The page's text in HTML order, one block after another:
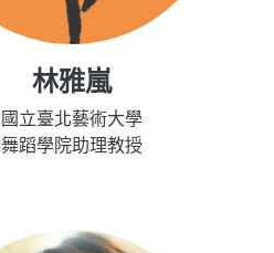
林雅嵐
國立臺北藝術大學
舞蹈學院助理教授